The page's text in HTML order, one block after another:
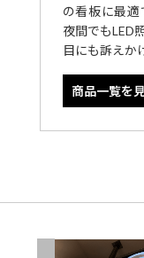
の看板に最適
夜間でもLED
目にも訴えか
商品一覧を